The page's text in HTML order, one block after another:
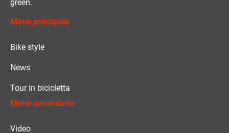
green.
Menù principale
Bike style
News
Tour in bicicletta
Menù secondario
Video